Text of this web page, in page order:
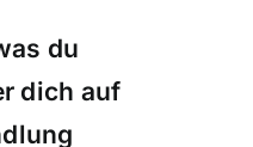
du
dich auf